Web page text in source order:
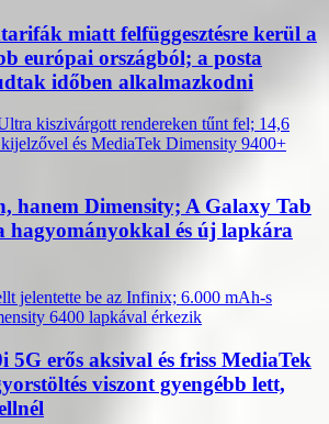
miatt felfüggesztésre kerül a
európai országból; a posta
időben alkalmazkodni
hanem Dimensity; A Galaxy Tab
hagyományokkal és új lapkára
erős aksival és friss MediaTek
viszont gyengébb lett,